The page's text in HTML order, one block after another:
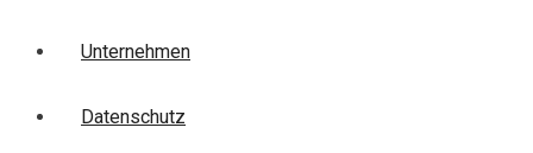
Unternehmen
Datenschutz